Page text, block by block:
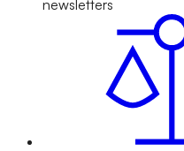
newsletters